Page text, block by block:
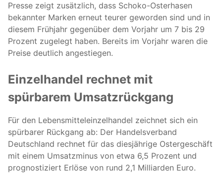
Presse zeigt zusätzlich, dass Schoko-Osterhasen
bekannter Marken erneut teurer geworden sind und in
diesem Frühjahr gegenüber dem Vorjahr um 7 bis 29
Prozent zugelegt haben. Bereits im Vorjahr waren die
Preise deutlich angestiegen.
Einzelhandel rechnet mit
spürbarem Umsatzrückgang
Für den Lebensmitteleinzelhandel zeichnet sich ein
spürbarer Rückgang ab: Der Handelsverband
Deutschland rechnet für das diesjährige Ostergeschäft
mit einem Umsatzminus von etwa 6,5 Prozent und
prognostiziert Erlöse von rund 2,1 Milliarden Euro.